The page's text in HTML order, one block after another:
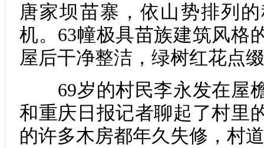
唐家坝苗寨，依山势排列
机。63幢极具苗族建筑风格
屋后干净整洁，绿树红花点
69岁的村民李永发在屋
和重庆日报记者聊起了村里
的许多木房都年久失修，村